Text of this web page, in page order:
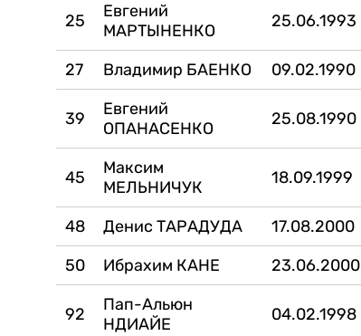
25
Евгений
МАРТЫНЕНКО
25.06.1993
27 Владимир БАЕНКО 09.02.1990
39
Евгений
ОПАНАСЕНКО
25.08.1990
45
Максим
МЕЛЬНИЧУК
18.09.1999
48 Денис ТАРАДУДА 17.08.2000
50
Ибрахим КАНЕ 23.06.2000
92
Пап-Альюн
НДИАЙЕ
04.02.1998